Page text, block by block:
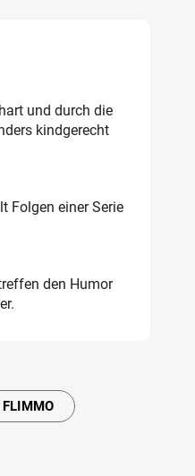
und durch die
kindgerecht
Folgen einer Serie
den Humor
FLIMMO